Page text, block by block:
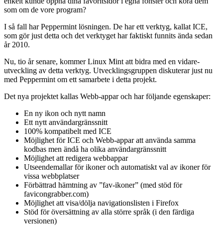
som om de vore program?
I så fall har Peppermint lösningen. De har ett verktyg, kallat ICE,
som gör just detta och det verktyget har faktiskt funnits ända sedan
år 2010.
Nu, tio år senare, kommer Linux Mint att bidra med en vidare-
utveckling av detta verktyg. Utvecklingsgruppen diskuterar just nu
med Peppermint om ett samarbete i detta projekt.
Det nya projektet kallas Webb-appar och har följande egenskaper:
En ny ikon och nytt namn
Ett nytt användargränssnitt
100% kompatibelt med ICE
Möjlighet för ICE och Webb-appar att använda samma
kodbas men ändå ha olika användargränssnitt
Möjlighet att redigera webbappar
Utseendemallar för ikoner och automatiskt val av ikoner för
vissa webbplatser
Förbättrad hämtning av ”fav-ikoner” (med stöd för
favicongrabber.com)
Möjlighet att visa/dölja navigationslisten i Firefox
Stöd för översättning av alla större språk (i den färdiga
versionen)